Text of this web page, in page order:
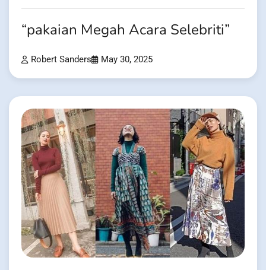
“pakaian Megah Acara Selebriti”
Robert Sanders May 30, 2025